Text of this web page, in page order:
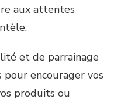
aux attentes
et de parrainage
pour encourager vos
produits ou